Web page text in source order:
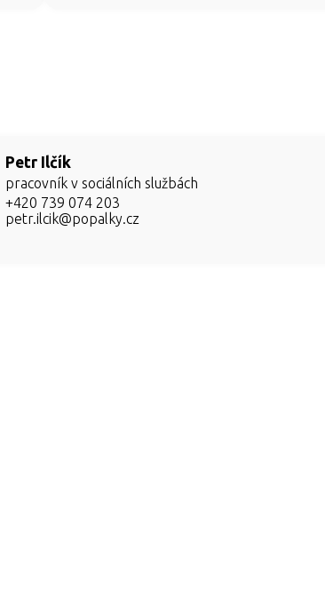
Petr Ilčík
pracovník v sociálních službách
+420 739 074 203
petr.ilcik@popalky.cz